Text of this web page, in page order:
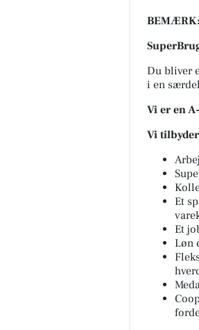
BEMÆRK:
Du bliver
i en
Vi er en
Vi
Et
Et
Løn